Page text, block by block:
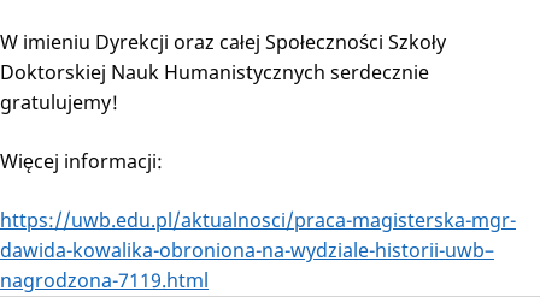
W imieniu Dyrekcji oraz całej Społeczności Szkoły
Doktorskiej Nauk Humanistycznych serdecznie
gratulujemy!
Więcej informacji:
https://uwb.edu.pl/aktualnosci/praca-magisterska-mgr-
dawida-kowalika-obroniona-na-wydziale-historii-uwb–
nagrodzona-7119.html